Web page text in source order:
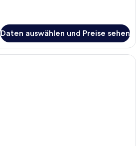
Daten auswählen und Preise sehen